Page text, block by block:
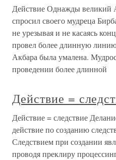
Действие Однажды великий
спросил своего мудреца
не урезывая и не касаясь
провел более длинную
Акбара была умалена.
проведении более длинной
Действие =
Действие = следствие
действие по созданию
Следствием при создании
проводя преклиру